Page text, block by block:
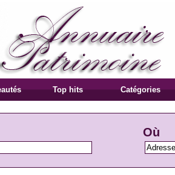
Top hits Catégories
Où